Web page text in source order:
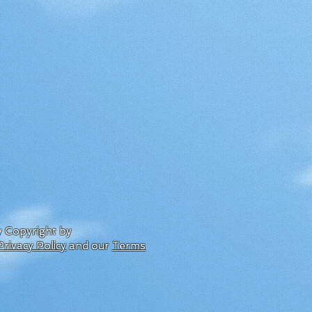
Copyright by
Policyand ourTerms